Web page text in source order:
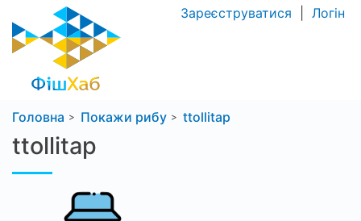
Зареєструватися Логін
Головна Покажи рибу ttollitap
ttollitap